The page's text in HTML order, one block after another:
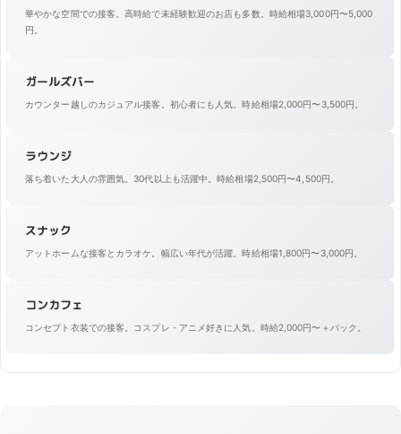
華やかな空間での接客。高時給で未経験歓迎のお店も多数。時給相場3,000円〜5,000
円。
ガールズバー
カウンター越しのカジュアル接客。初心者にも人気。時給相場2,000円〜3,500円。
ラウンジ
落ち着いた大人の雰囲気。30代以上も活躍中。時給相場2,500円〜4,500円。
スナック
アットホームな接客とカラオケ。幅広い年代が活躍。時給相場1,800円〜3,000円。
コンカフェ
コンセプト衣装での接客。コスプレ・アニメ好きに人気。時給2,000円〜＋バック。